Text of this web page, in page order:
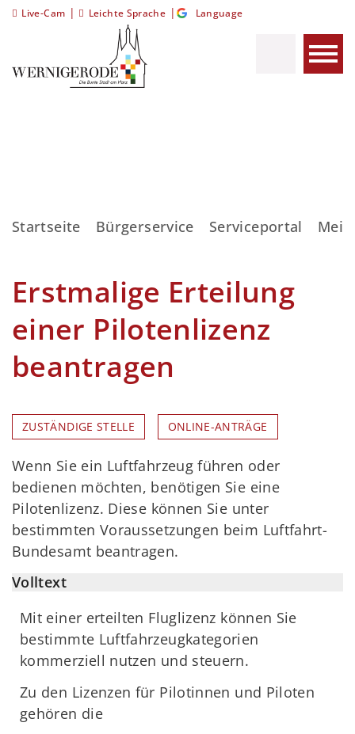
Live-Cam | Leichte Sprache | Language
Startseite Bürgerservice Serviceportal
Erstmalige Erteilung
einer Pilotenlizenz
beantragen
ZUSTÄNDIGE STELLE ONLINE-ANTRÄGE
Wenn Sie ein Luftfahrzeug führen oder
bedienen möchten, benötigen Sie eine
Pilotenlizenz. Diese können Sie unter
bestimmten Voraussetzungen beim Luftfahrt-
Bundesamt beantragen.
Volltext
Mit einer erteilten Fluglizenz können Sie
bestimmte Luftfahrzeugkategorien
kommerziell nutzen und steuern.
Zu den Lizenzen für Pilotinnen und Piloten
gehören die